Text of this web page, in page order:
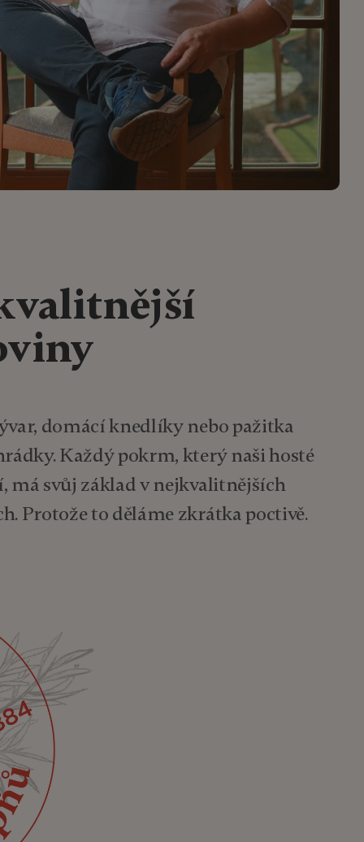
domácí knedlíky nebo pažitka
Každý pokrm, který naši hosté
má svůj základ v nejkvalitnějších
Protože to děláme zkrátka poctivě.